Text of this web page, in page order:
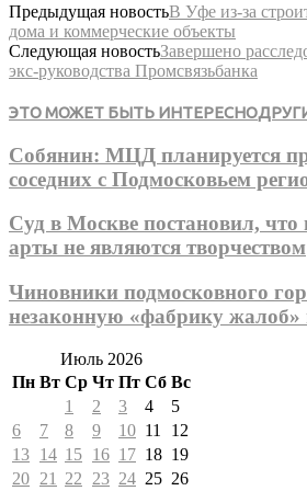
Предыдущая новостьВ Уфе из-за
дома и коммерческие объекты
Следующая новостьЗавершено
экс-руководства Промсвязьбанка
ЭТО МОЖЕТ БЫТЬ ИНТЕРЕСНО
Собянин: МЦД планируется
соседних с Подмосковьем
Суд в Москве постановил, что
арты не являются творчеством
Чиновники подмосковного
незаконную «фабрику жалоб»
Июль 2026
Пн Вт Ср Чт Пт Сб Вс
1
2 3 4
5
6
7 8 9 10 11
12
13 14 15 16 17 18 19
20 21 22 23 24 25 26